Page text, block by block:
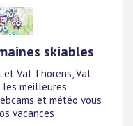
skiables
et Val Thorens, Val
les meilleures
et météo vous
vacances